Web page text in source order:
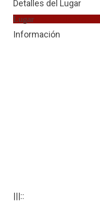
Detalles del Lugar
LugarFiscalía de Menores
Información
|||::